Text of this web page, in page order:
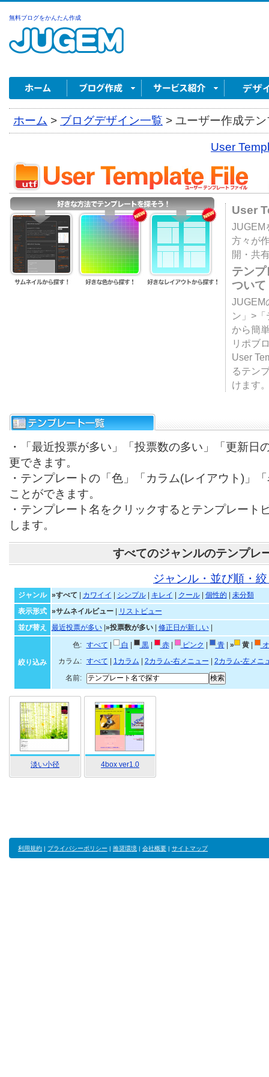
無料ブログをかんたん作成
ホーム > ブログデザイン一覧 > ユーザー作成テ
User
User
JUGEM
方々が
開・共
テン
ついて
JUGEM
ン」>
から簡
リポブ
User
るテン
けます
・「最近投票が多い」「投票数の多い」「更新日
更できます。
・テンプレートの「色」「カラム(レイアウト)」
ことができます。
・テンプレート名をクリックするとテンプレート
します。
すべてのジャンルのテンプレ
ジャンル・並び順・
ジャンル »すべて カワイイ シンプル| キレイ クール| 個性的
未分類
表示形式
»サムネイルビュー|
リストビュー
並び替え
最近投票が多い| »投票数が多い| 修正日が新しい|
絞り込み
色: すべて 白 黒| 赤| ピンク 青| » 黄|
カラム:
すべて 1カラム 2カラム-右メニュー
2カラム-左メニ
名前:
淡い小径 4box ver1.0
利用規約 | プライバシーポリシー | 推奨環境 | 会社概要 | サイトマップ